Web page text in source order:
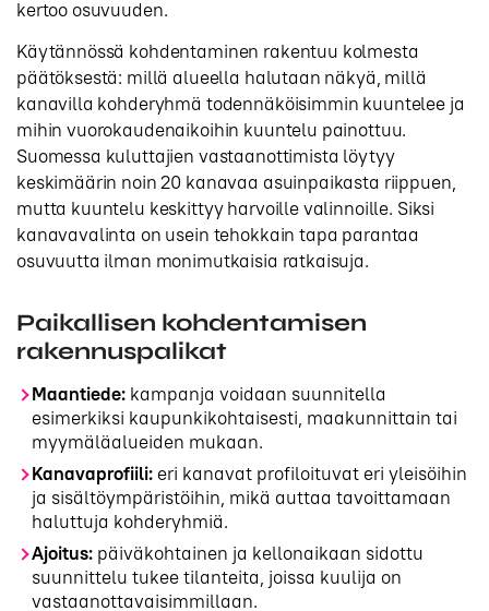
kertoo osuvuuden.
Käytännössä kohdentaminen rakentuu kolmesta
päätöksestä: millä alueella halutaan näkyä, millä
kanavilla kohderyhmä todennäköisimmin kuuntelee ja
mihin vuorokaudenaikoihin kuuntelu painottuu.
Suomessa kuluttajien vastaanottimista löytyy
keskimäärin noin 20 kanavaa asuinpaikasta riippuen,
mutta kuuntelu keskittyy harvoille valinnoille. Siksi
kanavavalinta on usein tehokkain tapa parantaa
osuvuutta ilman monimutkaisia ratkaisuja.
Paikallisen kohdentamisen
rakennuspalikat
Maantiede: kampanja voidaan suunnitella
esimerkiksi kaupunkikohtaisesti, maakunnittain tai
myymäläalueiden mukaan.
Kanavaprofiili: eri kanavat profiloituvat eri yleisöihin
ja sisältöympäristöihin, mikä auttaa tavoittamaan
haluttuja kohderyhmiä.
Ajoitus: päiväkohtainen ja kellonaikaan sidottu
suunnittelu tukee tilanteita, joissa kuulija on
vastaanottavaisimmillaan.